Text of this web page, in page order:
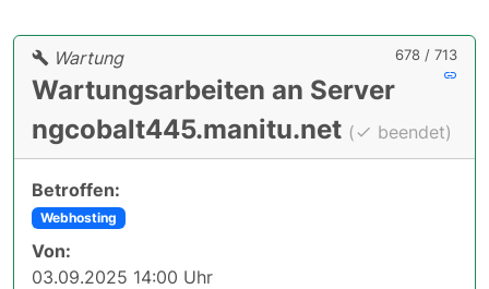
678 / 713
Wartung
Wartungsarbeiten an Server
ngcobalt445.manitu.net ( beendet)
Betroffen:
Webhosting
Von:
03.09.2025 14:00 Uhr